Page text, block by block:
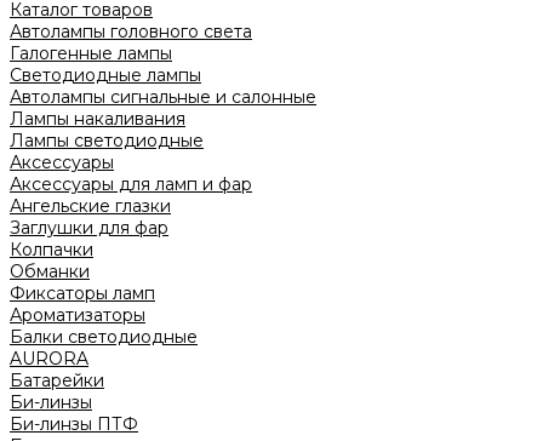
Каталог товаров
Автолампы головного света
Галогенные лампы
Светодиодные лампы
Автолампы сигнальные и салонные
Лампы накаливания
Лампы светодиодные
Аксессуары
Аксессуары для ламп и фар
Ангельские глазки
Заглушки для фар
Колпачки
Обманки
Фиксаторы ламп
Ароматизаторы
Балки светодиодные
AURORA
Батарейки
Би-линзы
Би-линзы ПТФ